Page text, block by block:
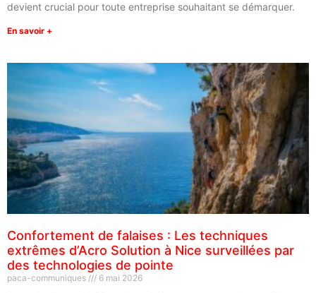
devient crucial pour toute entreprise souhaitant se démarquer.
En savoir +
Confortement de falaises : Les techniques
extrêmes d’Acro Solution à Nice surveillées par
des technologies de pointe
paca-communiques 6 mai 2026